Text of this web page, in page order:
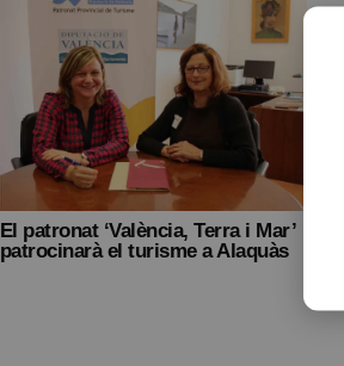
El patronat ‘València, Terra i Mar’
patrocinarà el turisme a Alaquàs